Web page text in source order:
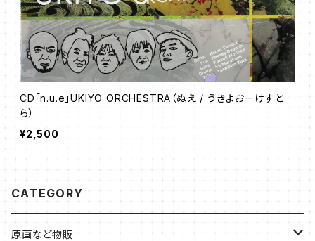
CD「n.u.e」UKIYO ORCHESTRA（ぬえ / うきよおーけすと
ら）
¥2,500
CATEGORY
原画など物販